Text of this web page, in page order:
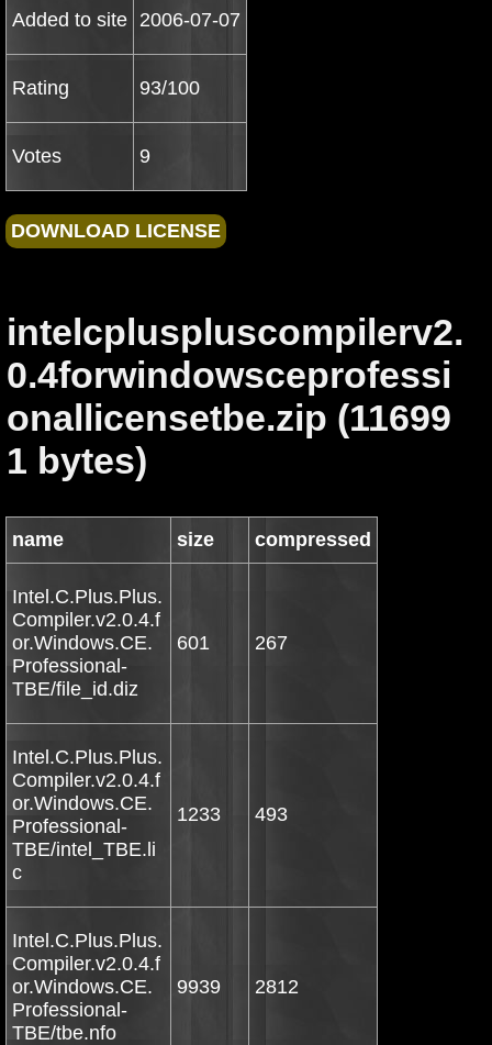
Added to site 2006-07-07
Rating 93/100
Votes 9
intelcpluspluscompilerv2.
0.4forwindowsceprofessi
onallicensetbe.zip (11699
1 bytes)
name size compressed
Intel.C.Plus.Plus.
Compiler.v2.0.4.f
or.Windows.CE.
Professional-
TBE/file_id.diz
601 267
Intel.C.Plus.Plus.
Compiler.v2.0.4.f
or.Windows.CE.
Professional-
TBE/intel_TBE.li
c
1233 493
Intel.C.Plus.Plus.
Compiler.v2.0.4.f
or.Windows.CE.
Professional-
TBE/tbe.nfo
9939 2812